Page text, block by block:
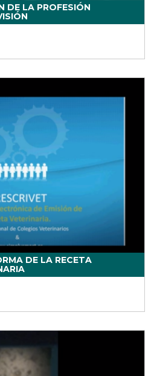
DE LA PROFESIÓN
DE LA RECETA